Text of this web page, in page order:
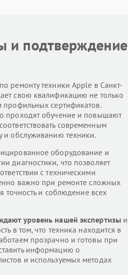
и подтверждение
ремонту техники Apple в Санкт-
свою квалификацию не только
сертификатов.
проходят обучение и повышают
современным
и обслуживанию техники.
оборудование и
диагностики, что позволяет
с техническими
важно при ремонте сложных
точность и соблюдение всех
уровень нашей экспертизыи
в том, что техника находится в
прозрачно и готовы при
информацию о
и используемых методах